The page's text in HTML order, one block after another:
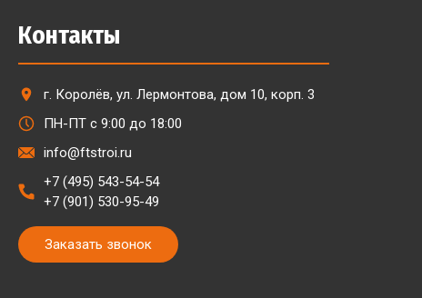
Контакты
г. Королёв, ул. Лермонтова, дом 10, корп. 3
ПН-ПТ с 9:00 до 18:00
info@ftstroi.ru
+7 (495) 543-54-54
+7 (901) 530-95-49
Заказать звонок